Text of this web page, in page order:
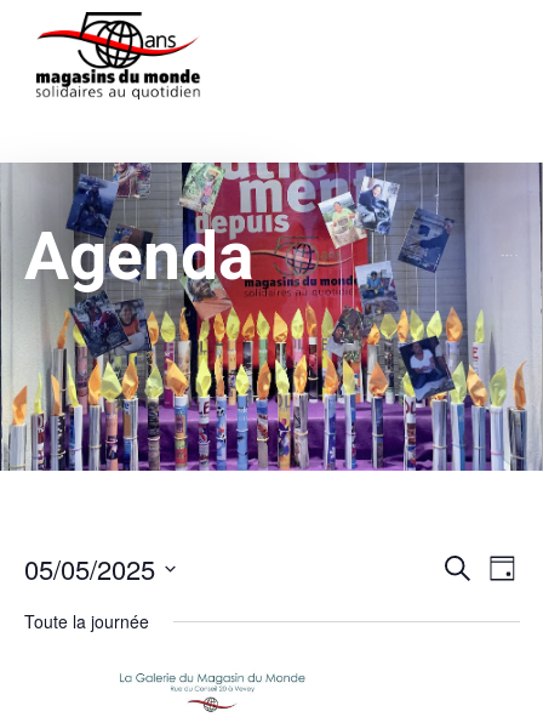
Agenda
et
Recherche
de
Jour
05/05/2025
une
date.
Toute la journée